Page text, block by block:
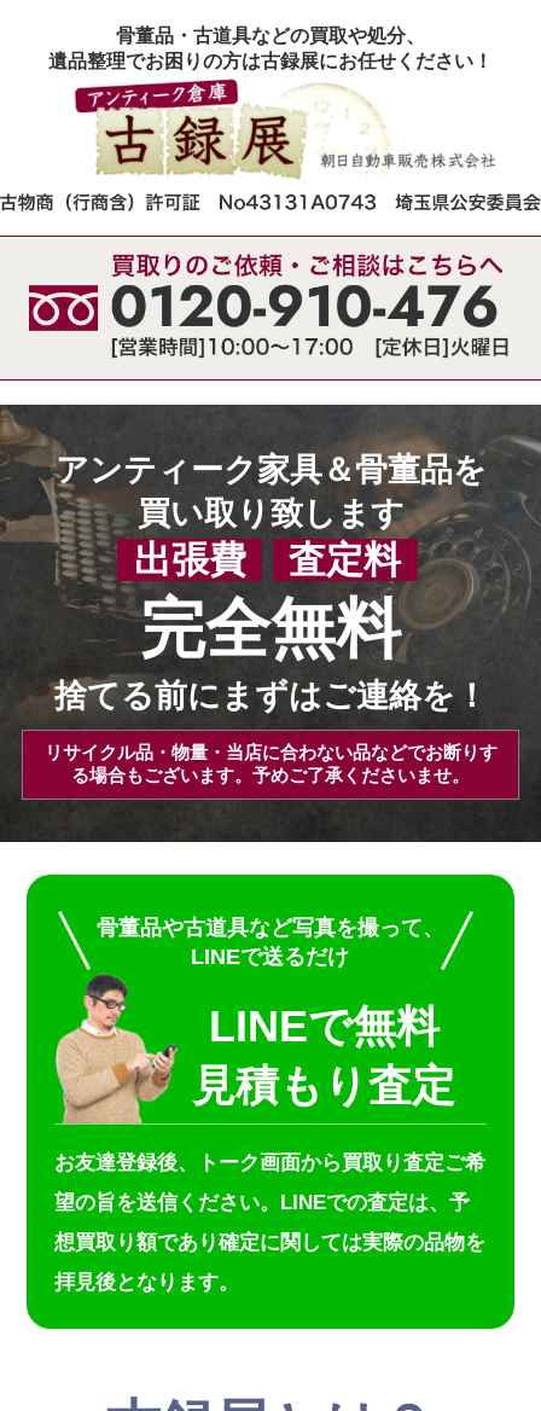
骨董品・古道具などの買取や処分、
遺品整理でお困りの方は古録展にお任せください！
アンティーク家具＆骨董品を
買い取り致します
出張費 査定料
完全無料
捨てる前にまずはご連絡を！
リサイクル品・物量・当店に合わない品などでお断りす
る場合もございます。予めご了承くださいませ。
骨董品や古道具など写真を撮って、
LINEで送るだけ
LINEで無料
見積もり査定
お友達登録後、トーク画面から買取り査定ご希
望の旨を送信ください。LINEでの査定は、予
想買取り額であり確定に関しては実際の品物を
拝見後となります。